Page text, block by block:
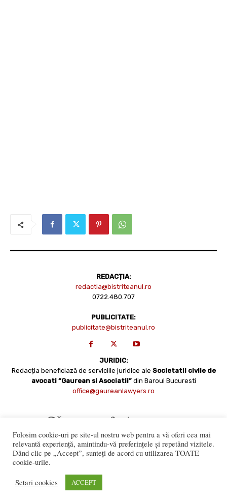
REDACȚIA:
redactia@bistriteanul.ro
0722.480.707
PUBLICITATE:
publicitate@bistriteanul.ro
JURIDIC:
Redacția beneficiază de serviciile juridice ale Societatii civile de
avocati “Gaurean si Asociatii” din Baroul Bucuresti
office@gaureanlawyers.ro
numai cu acordul expres al Bistriteanul.Ro. © Copyright 2008 -
Folosim cookie-uri pe site-ul nostru web pentru a vă oferi cea mai
relevantă experiență, amintindu-vă preferințele și repetând vizitele.
Dând clic pe „Accept”, sunteți de acord cu utilizarea TOATE
cookie-urile.
Setari cookies ACCEPT